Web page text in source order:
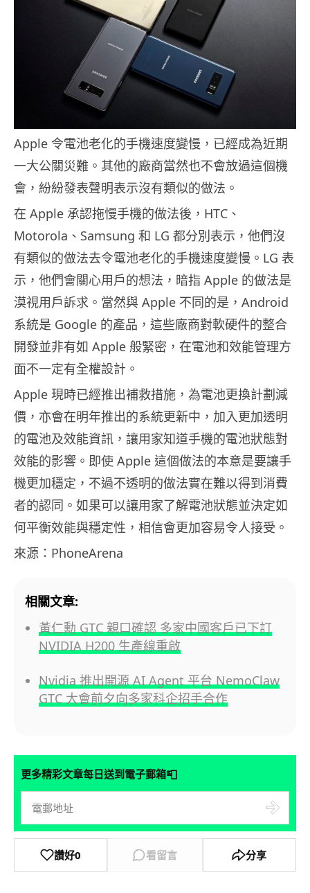
Apple 令電池老化的手機速度變慢，已經成為近期
一大公關災難。其他的廠商當然也不會放過這個機
會，紛紛發表聲明表示沒有類似的做法。
在 Apple 承認拖慢手機的做法後，HTC、
Motorola、Samsung 和 LG 都分別表示，他們沒
有類似的做法去令電池老化的手機速度變慢。LG 表
示，他們會關心用戶的想法，暗指 Apple 的做法是
漠視用戶訴求。當然與 Apple 不同的是，Android
系統是 Google 的產品，這些廠商對軟硬件的整合
開發並非有如 Apple 般緊密，在電池和效能管理方
面不一定有全權設計。
Apple 現時已經推出補救措施，為電池更換計劃減
價，亦會在明年推出的系統更新中，加入更加透明
的電池及效能資訊，讓用家知道手機的電池狀態對
效能的影響。即使 Apple 這個做法的本意是要讓手
機更加穩定，不過不透明的做法實在難以得到消費
者的認同。如果可以讓用家了解電池狀態並決定如
何平衡效能與穩定性，相信會更加容易令人接受。
來源：PhoneArena
相關文章:
黃仁勳 GTC 親口確認 多家中國客戶已下訂
NVIDIA H200 生產線重啟
Nvidia 推出開源 AI Agent 平台 NemoClaw
GTC 大會前夕向多家科企招手合作
更多精彩文章每日送到電子郵箱📮
讚好0 看留言 分享